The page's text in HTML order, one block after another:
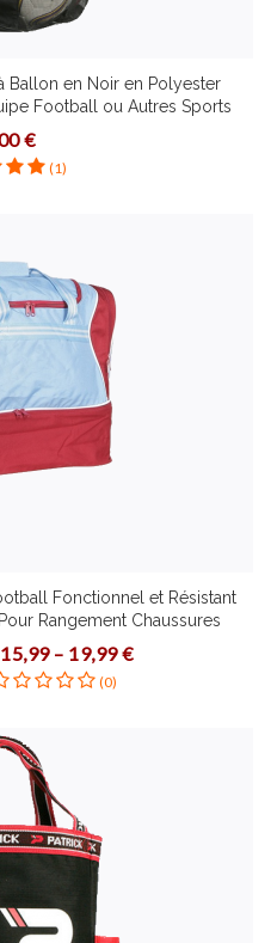
Ballon en Noir en Polyester
Football ou Autres Sports
€
(1)
Fonctionnel et Résistant
Rangement Chaussures
Tailles
15,99 – 19,99 €
(0)